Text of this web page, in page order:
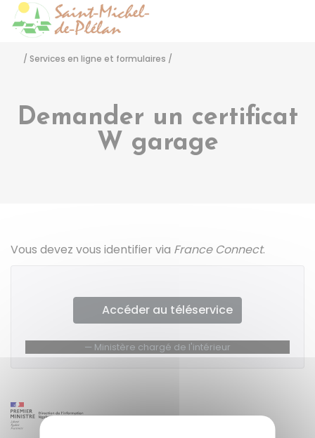
/ Services en ligne et formulaires /
Demander un certificat
W garage
Vous devez vous identifier via France Connect.
Accéder au téléservice
Ministère chargé de l'intérieur